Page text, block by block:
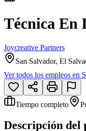
Técnica En
Joycreative Partners
San Salvador, El
Ver todos los empleos en
Tiempo completo
Descripción del